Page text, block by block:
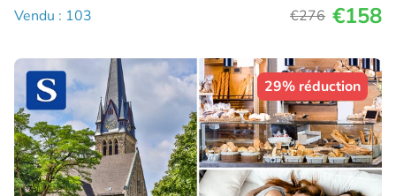
Vendu : 103
€276 €158
29% réduction